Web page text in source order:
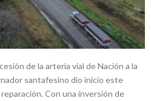
de la arteria vial de Nación a la
santafesino dio inicio este
Con una inversión de